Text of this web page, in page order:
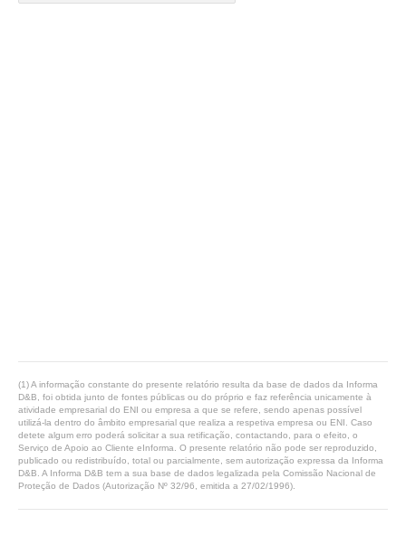
(1) A informação constante do presente relatório resulta da base de dados da Informa
D&B, foi obtida junto de fontes públicas ou do próprio e faz referência unicamente à
atividade empresarial do ENI ou empresa a que se refere, sendo apenas possível
utilizá-la dentro do âmbito empresarial que realiza a respetiva empresa ou ENI. Caso
detete algum erro poderá solicitar a sua retificação, contactando, para o efeito, o
Serviço de Apoio ao Cliente eInforma. O presente relatório não pode ser reproduzido,
publicado ou redistribuído, total ou parcialmente, sem autorização expressa da Informa
D&B. A Informa D&B tem a sua base de dados legalizada pela Comissão Nacional de
Proteção de Dados (Autorização Nº 32/96, emitida a 27/02/1996).